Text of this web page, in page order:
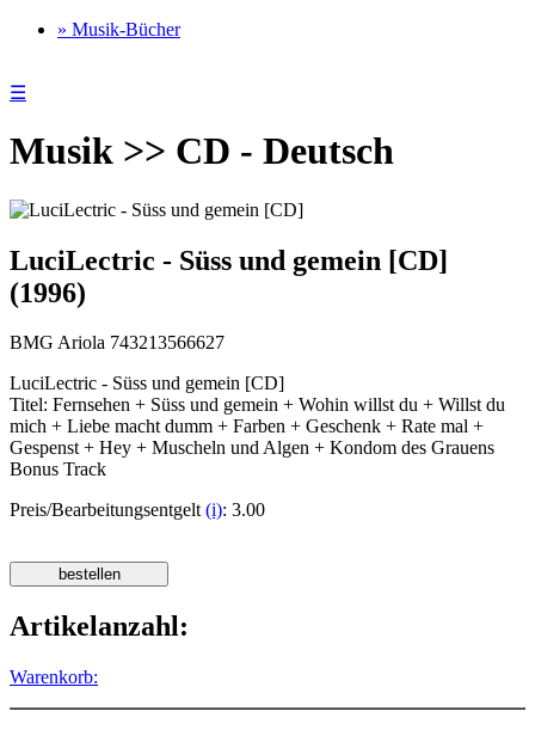
» Musik-Bücher
☰
Musik >> CD - Deutsch
LuciLectric - Süss und gemein [CD]
(1996)
BMG Ariola 743213566627
LuciLectric - Süss und gemein [CD]
Titel: Fernsehen + Süss und gemein + Wohin willst du + Willst du
mich + Liebe macht dumm + Farben + Geschenk + Rate mal +
Gespenst + Hey + Muscheln und Algen + Kondom des Grauens
Bonus Track
Preis/Bearbeitungsentgelt(i): 3.00
Artikelanzahl:
Warenkorb: